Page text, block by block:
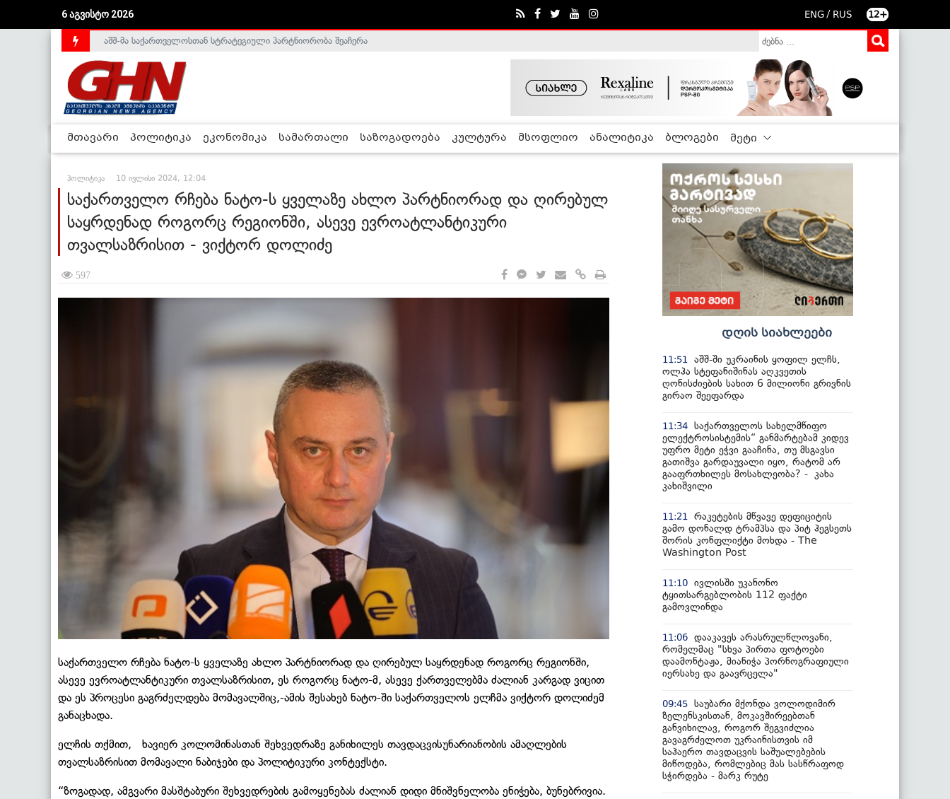
6 აგვისტო 2026 ENG / RUS 12+
საქართველოს დე-ფაქტო მთავრობა არალეგიტიმურია - ჰელსინკის კომისია
აშშ-მა საქართველოსთან სტრატეგიული პარტნიორობა შეაჩერა
მთავარი პოლიტიკა ეკონომიკა სამართალი საზოგადოება კულტურა მსოფლიო ანალიტიკა ბლოგები მეტი
პოლიტიკა 10 ივლისი 2024, 12:04
საქართველო რჩება ნატო-ს ყველაზე ახლო პარტნიორად და ღირებულ
საყრდენად როგორც რეგიონში, ასევე ევროატლანტიკური
თვალსაზრისით - ვიქტორ დოლიძე
597
საქართველო რჩება ნატო-ს ყველაზე ახლო პარტნიორად და ღირებულ საყრდენად როგორც რეგიონში,
ასევე ევროატლანტიკური თვალსაზრისით, ეს როგორც ნატო-მ, ასევე ქართველებმა ძალიან კარგად ვიცით
და ეს პროცესი გაგრძელდება მომავალშიც,-ამის შესახებ ნატო-ში საქართველოს ელჩმა ვიქტორ დოლიძემ
განაცხადა.
ელჩის თქმით, ხავიერ კოლომინასთან შეხვედრაზე განიხილეს თავდაცვისუნარიანობის ამაღლების
თვალსაზრისით მომავალი ნაბიჯები და პოლიტიკური კონტექსტი.
“ზოგადად, ამგვარი მასშტაბური შეხვედრების გამოყენებას ძალიან დიდი მნიშვნელობა ენიჭება, ბუნებრივია.
დღის სიახლეები
11:51
აშშ-ში უკრაინის ყოფილ ელჩს,
ოლჰა სტეფანიშინას აღკვეთის
ღონისძიების სახით 6 მილიონი გრივნის
გირაო შეეფარდა
11:34 საქართველოს სახელმწიფო
ელექტროსისტემის“ განმარტებამ კიდევ
უფრო მეტი ეჭვი გააჩინა, თუ მსგავსი
გათიშვა გარდაუვალი იყო, რატომ არ
გააფრთხილეს მოსახლეობა? - კახა
კახიშვილი
11:21
რაკეტების მწვავე დეფიციტის
გამო დონალდ ტრამპსა და პიტ ჰეგსეთს
შორის კონფლიქტი მოხდა - The
Washington Post
11:10 ივლისში უკანონო
ტყითსარგებლობის 112 ფაქტი
გამოვლინდა
11:06 დააკავეს არასრულწლოვანი,
რომელმაც "სხვა პირთა ფოტოები
დაამონტაჟა, მიანიჭა პორნოგრაფიული
იერსახე და გაავრცელა"
09:45 საუბარი მქონდა ვოლოდიმირ
ზელენსკისთან, მოკავშირეებთან
განვიხილავ, როგორ შეგვიძლია
გავაგრძელოთ უკრაინისთვის იმ
საჰაერო თავდაცვის საშუალებების
მიწოდება, რომლებიც მას სასწრაფოდ
სჭირდება - მარკ რუტე